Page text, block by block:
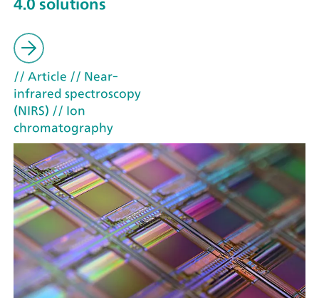
4.0 solutions
// Article // Near-
infrared spectroscopy
(NIRS) // Ion
chromatography